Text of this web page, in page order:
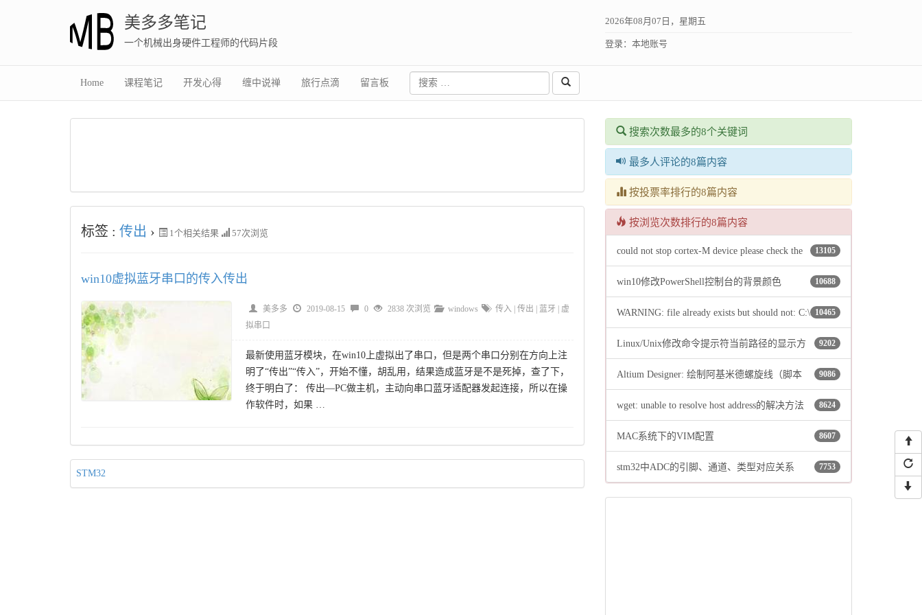
美多多笔记
一个机械出身硬件工程师的代码片段
2026年08月07日，星期五
登录： 本地账号
Home 课程笔记 开发心得 缠中说禅 旅行点滴 留言板
标签 : 传出 › 1个相关结果 57次浏览
win10虚拟蓝牙串口的传入传出
美多多 2019-08-15 0 2838 次浏览 windows 传入 传出 蓝牙
虚
拟串口
最新使用蓝牙模块，在win10上虚拟出了串口，但是两个串口分别在方向上注
明了“传出”“传入”，开始不懂，胡乱用，结果造成蓝牙是不是死掉，查了下，
终于明白了： 传出—PC做主机，主动向串口蓝牙适配器发起连接，所以在操
作软件时，如果 …
STM32
搜索次数最多的8个关键词
最多人评论的8篇内容
按投票率排行的8篇内容
按浏览次数排行的8篇内容
13105
could not stop cortex-M device please check the
jtag cable 10688
win10修改PowerShell控制台的背景颜色
10465
WARNING: file already exists but should not: C:\
…\…\…\Local\Temp\_MEI58962\include\pyconfig.h9202
Linux/Unix修改命令提示符当前路径的显示方
式 9086
Altium Designer: 绘制阿基米德螺旋线（脚本
法） 8624
wget: unable to resolve host address的解决方法
8607
MAC系统下的VIM配置
7753
stm32中ADC的引脚、通道、类型对应关系